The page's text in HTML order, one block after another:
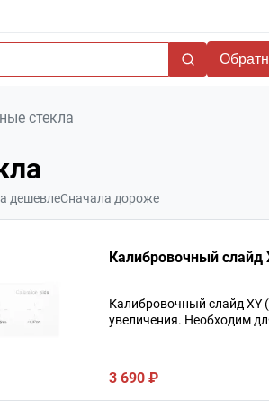
стекла
дешевлеСначала дороже
Калибровочный слайд XY
увеличения. Необходим
3 690 ₽